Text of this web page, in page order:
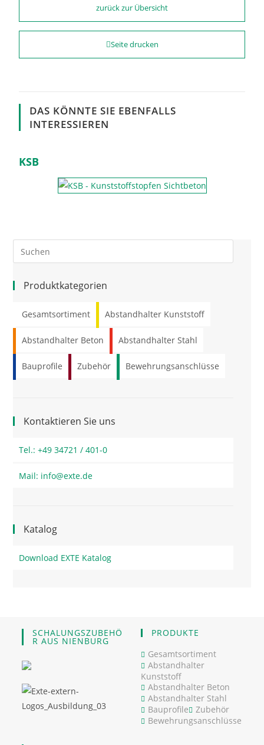
zurück zur Übersicht
Seite drucken
DAS KÖNNTE SIE EBENFALLS
INTERESSIEREN
KSB
Produktkategorien
Gesamtsortiment Abstandhalter Kunststoff
Abstandhalter Beton Abstandhalter Stahl
Bauprofile Zubehör Bewehrungsanschlüsse
Kontaktieren Sie uns
Tel.: +49 34721 / 401-0
Mail: info@exte.de
Katalog
Download EXTE Katalog
SCHALUNGSZUBEHÖ
R AUS NIENBURG
PRODUKTE
Gesamtsortiment
Abstandhalter
Kunststoff
Abstandhalter Beton
Abstandhalter Stahl
Bauprofile
Zubehör
Bewehrungsanschlüsse